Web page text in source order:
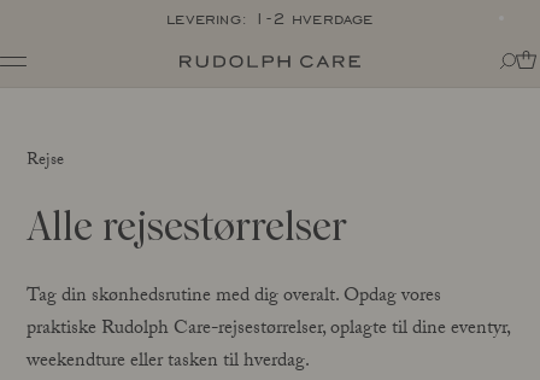
levering: 1-2 hverdage
Shop efter kategori
Målrettet pleje
Bestsellers
Online Exclusive
Final Call
Rutiner
Tips + tricks
Alle
SPF i din rutine
Til din kære krop
Eksperterne
Om Rudolph Care
Vores historie
Vidunderbærret açai
Ingredienser
Club
Rejse
Alle rejsestørrelser
Tag din skønhedsrutine med dig overalt. Opdag vores
praktiske Rudolph Care-rejsestørrelser, oplagte til dine eventyr,
weekendture eller tasken til hverdag.